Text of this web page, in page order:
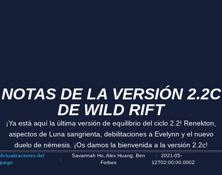
NOTAS DE LA VERSIÓN 2.2C
DE WILD RIFT
¡Ya está aquí la última versión de equilibrio del ciclo 2.2! Renekton,
aspectos de Luna sangrienta, debilitaciones a Evelynn y el nuevo
duelo de némesis. ¡Os damos la bienvenida a la versión 2.2c!
Actualizaciones del
juego
Savannah Ho, Alex Huang, Ben
Forbes
2021-05-
12T02:00:00.000Z